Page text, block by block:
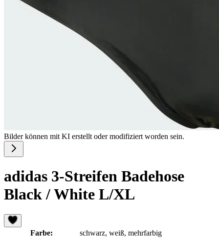
Bilder können mit KI erstellt oder modifiziert worden sein.
adidas 3-Streifen Badehose
Black / White L/XL
Farbe:
schwarz, weiß, mehrfarbig